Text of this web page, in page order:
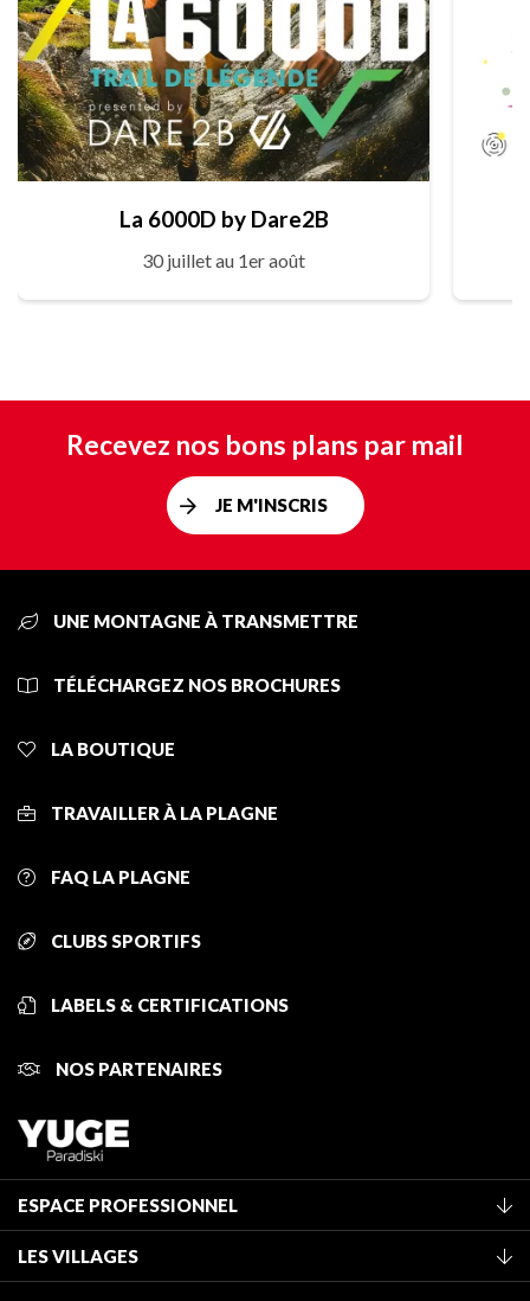
La 6000D by Dare2B
30 juillet au 1er août
Recevez nos bons plans par mail
JE M'INSCRIS
UNE MONTAGNE À TRANSMETTRE
TÉLÉCHARGEZ NOS BROCHURES
LA BOUTIQUE
TRAVAILLER À LA PLAGNE
FAQ LA PLAGNE
CLUBS SPORTIFS
LABELS & CERTIFICATIONS
NOS PARTENAIRES
ESPACE PROFESSIONNEL
Classement des meublés
LES VILLAGES